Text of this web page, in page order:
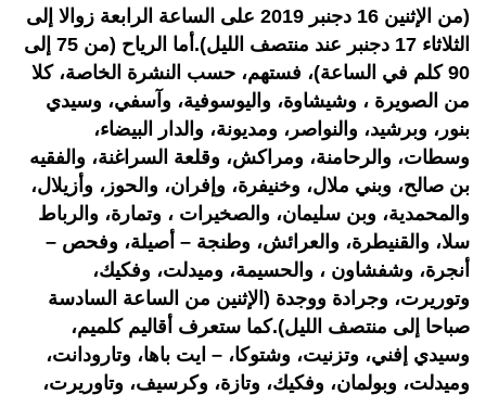
(من الإثنين 16 دجنبر 2019 على الساعة الرابعة زوالا إلى
الثلاثاء 17 دجنبر عند منتصف الليل).أما الرياح (من 75 إلى
90 كلم في الساعة)، فستهم، حسب النشرة الخاصة، كلا
من الصويرة ، وشيشاوة، واليوسوفية، وآسفي، وسيدي
بنور، وبرشيد، والنواصر، ومديونة، والدار البيضاء،
وسطات، والرحامنة، ومراكش، وقلعة السراغنة، والفقيه
بن صالح، وبني ملال، وخنيفرة، وإفران، والحوز، وأزيلال،
والمحمدية، وبن سليمان، والصخيرات ، وتمارة، والرباط
سلا، والقنيطرة، والعرائش، وطنجة – أصيلة، وفحص –
أنجرة، وشفشاون ، والحسيمة، وميدلت، وفكيك،
وتوريرت، وجرادة ووجدة (الإثنين من الساعة السادسة
صباحا إلى منتصف الليل).كما ستعرف أقاليم كلميم،
وسيدي إفني، وتزنيت، وشتوكا، – ايت باها، وتارودانت،
وميدلت، وبولمان، وفكيك، وتازة، وكرسيف، وتاوريرت،